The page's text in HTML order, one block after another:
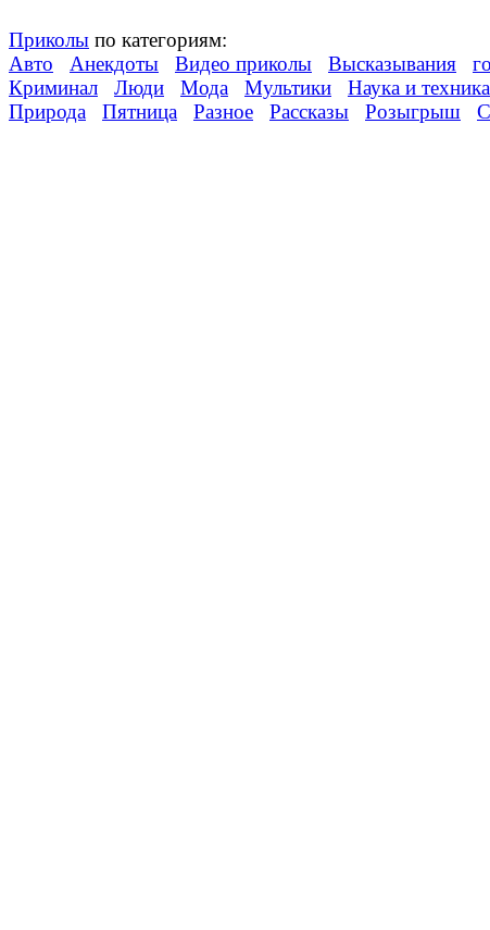
Приколы по категориям:
Авто
Анекдоты Видео приколы Высказывания
Криминал
Люди Мода Мультики Наука и техника
Природа
Пятница Разное Рассказы Розыгрыш